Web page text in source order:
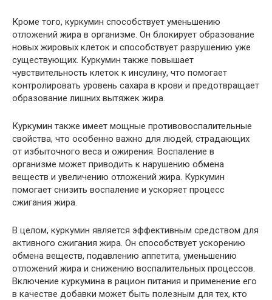
Кроме того, куркумин способствует уменьшению
отложений жира в организме. Он блокирует образование
новых жировых клеток и способствует разрушению уже
существующих. Куркумин также повышает
чувствительность клеток к инсулину, что помогает
контролировать уровень сахара в крови и предотвращает
образование лишних вытяжек жира.
Куркумин также имеет мощные противовоспалительные
свойства, что особенно важно для людей, страдающих
от избыточного веса и ожирения. Воспаление в
организме может приводить к нарушению обмена
веществ и увеличению отложений жира. Куркумин
помогает снизить воспаление и ускоряет процесс
сжигания жира.
В целом, куркумин является эффективным средством для
активного сжигания жира. Он способствует ускорению
обмена веществ, подавлению аппетита, уменьшению
отложений жира и снижению воспалительных процессов.
Включение куркумина в рацион питания и применение его
в качестве добавки может быть полезным для тех, кто